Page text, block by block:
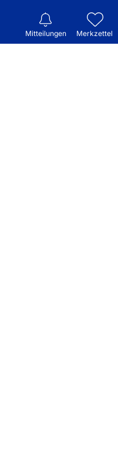
Mitteilungen Merkzettel